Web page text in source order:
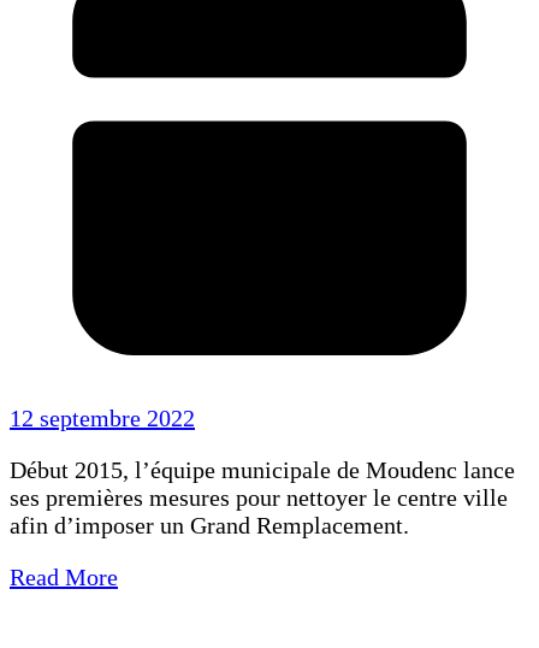
12 septembre 2022
Début 2015, l’équipe municipale de Moudenc lance
ses premières mesures pour nettoyer le centre ville
afin d’imposer un Grand Remplacement.
Read More